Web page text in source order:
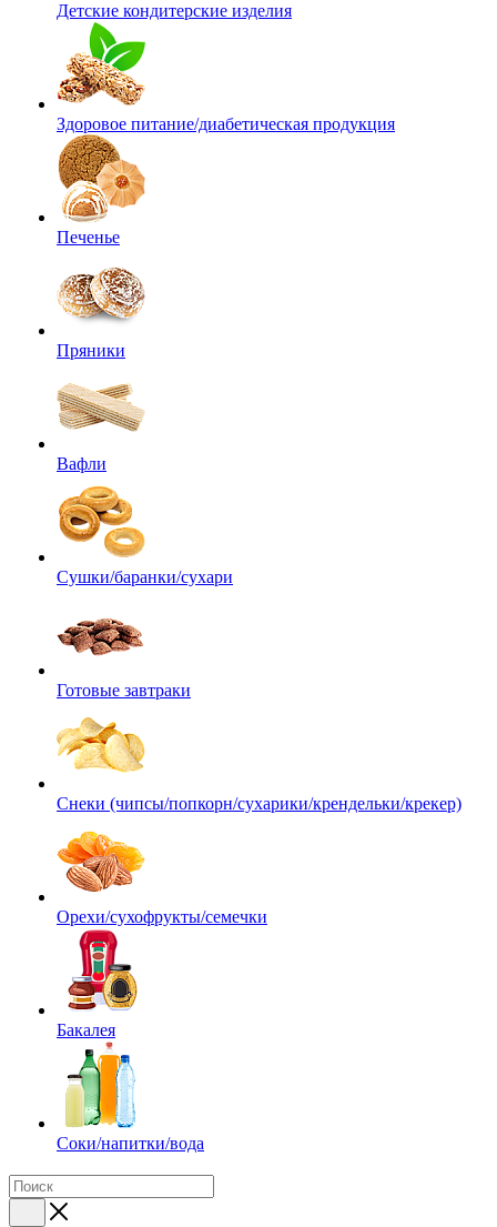
Детские кондитерские изделия
Здоровое питание/диабетическая продукция
Печенье
Пряники
Вафли
Сушки/баранки/сухари
Готовые завтраки
Снеки (чипсы/попкорн/сухарики/крендельки/крекер)
Орехи/сухофрукты/семечки
Бакалея
Соки/напитки/вода